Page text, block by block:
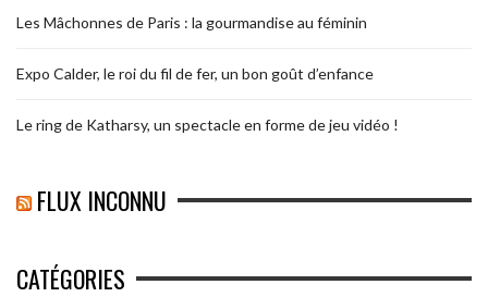
Les Mâchonnes de Paris : la gourmandise au féminin
Expo Calder, le roi du fil de fer, un bon goût d’enfance
Le ring de Katharsy, un spectacle en forme de jeu vidéo !
FLUX INCONNU
CATÉGORIES